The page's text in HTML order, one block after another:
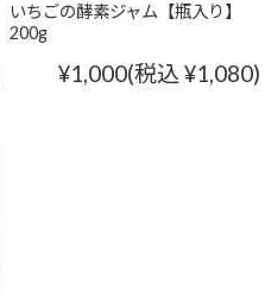
いちごの酵素ジャム【瓶入り】
200g
¥1,000(税込 ¥1,080)